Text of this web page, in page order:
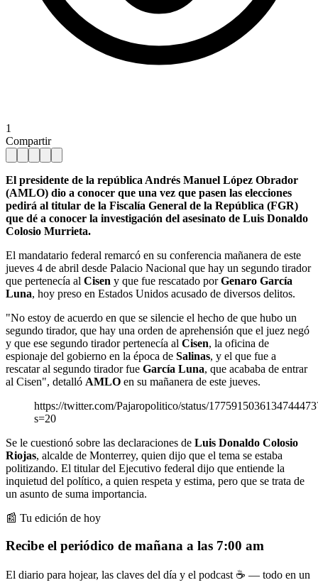
1
Compartir
El presidente de la república Andrés Manuel López Obrador
(AMLO) dio a conocer que una vez que pasen las elecciones
pedirá al titular de la Fiscalía General de la República (FGR)
que dé a conocer la investigación del asesinato de Luis Donaldo
Colosio Murrieta.
El mandatario federal remarcó en su conferencia mañanera de este
jueves 4 de abril desde Palacio Nacional que hay un segundo tirador
que pertenecía al Cisen y que fue rescatado porGenaro García
Luna, hoy preso en Estados Unidos acusado de diversos delitos.
"No estoy de acuerdo en que se silencie el hecho de que hubo un
segundo tirador, que hay una orden de aprehensión que el juez negó
y que ese segundo tirador pertenecía al Cisen, la oficina de
espionaje del gobierno en la época de Salinas, y el que fue a
rescatar al segundo tirador fue García Luna, que acababa de entrar
al Cisen", detalló AMLO en su mañanera de este jueves.
https://twitter.com/Pajaropolitico/status/
s=20
Se le cuestionó sobre las declaraciones de Luis Donaldo Colosio
Riojas, alcalde de Monterrey, quien dijo que el tema se estaba
politizando. El titular del Ejecutivo federal dijo que entiende la
inquietud del político, a quien respeta y estima, pero que se trata de
un asunto de suma importancia.
📰 Tu edición de hoy
Recibe el periódico de mañana a las 7:00 am
El diario para hojear, las claves del día y el podcast ☕ — todo en un